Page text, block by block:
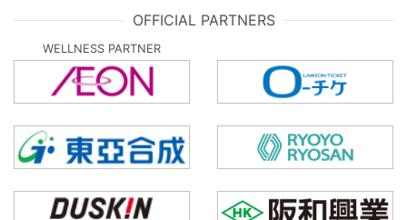
OFFICIAL PARTNERS
WELLNESS PARTNER